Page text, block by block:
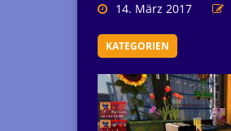
14. März 2017
KATEGORIEN